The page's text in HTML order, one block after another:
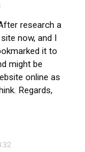
research a
now, and I
it to
might be
online as
Regards,